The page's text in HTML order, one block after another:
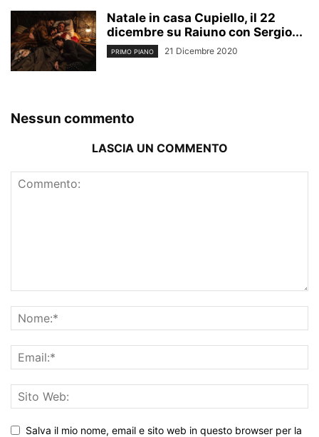
Natale in casa Cupiello, il 22
dicembre su Raiuno con Sergio...
PRIMO PIANO 21 Dicembre 2020
Nessun commento
LASCIA UN COMMENTO
Salva il mio nome, email e sito web in questo browser per la